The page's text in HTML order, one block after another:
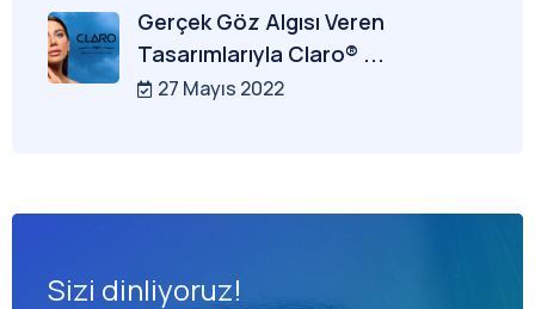
Gerçek Göz Algısı Veren
Tasarımlarıyla Claro® ...
27 Mayıs 2022
Sizi dinliyoruz!